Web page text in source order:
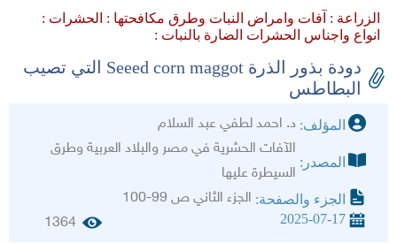
الزراعة : آفات وامراض النبات وطرق مكافحتها : الحشرات :
انواع واجناس الحشرات الضارة بالنبات :
دودة بذور الذرة Seeed corn maggot التي تصيب
البطاطس
المؤلف: د. احمد لطفي عبد السلام
المصدر:
الآفات الحشرية في مصر والبلاد العربية وطرق
السيطرة عليها
الجزء والصفحة: الجزء الثاني ص 99-100
2025-07-17
1364